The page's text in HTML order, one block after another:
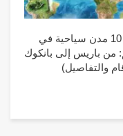
أشهر 10 مدن سياحية في
من باريس إلى بانكوك
والتفاصيل)